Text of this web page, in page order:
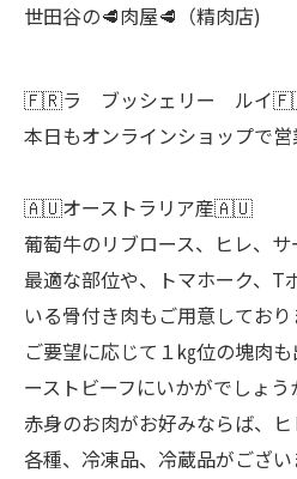
世田谷の🥩肉屋🥩（精肉店)
🇫🇷ラ ブッシェリー ルイ
本日もオンラインショップで営
🇦🇺オーストラリア産🇦🇺
葡萄牛のリブロース、ヒレ、
最適な部位や、トマホーク、T
いる骨付き肉もご用意しており
ご要望に応じて１㎏位の塊肉
ーストビーフにいかがでしょう
赤身のお肉がお好みならば、ヒ
各種、冷凍品、冷蔵品がござ